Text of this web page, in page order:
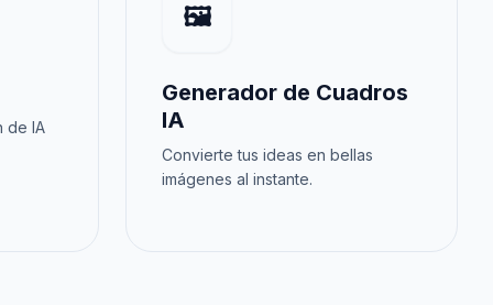
de IA
🖼️
Generador de Cuadros
IA
Convierte tus ideas en bellas
imágenes al instante.